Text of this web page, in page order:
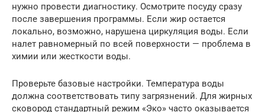
нужно провести диагностику. Осмотрите посуду сразу
после завершения программы. Если жир остается
локально, возможно, нарушена циркуляция воды. Если
налет равномерный по всей поверхности — проблема в
химии или жесткости воды.
Проверьте базовые настройки. Температура воды
должна соответствовать типу загрязнений. Для жирных
сковород стандартный режим «Эко» часто оказывается